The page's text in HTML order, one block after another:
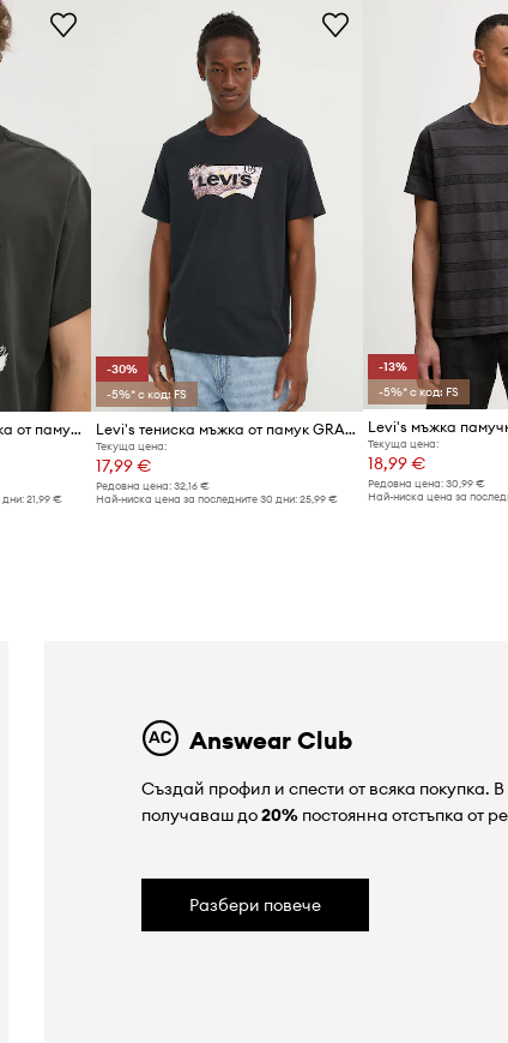
Levi's тениска basic мъжка от памук RELAXED FIT TEE
дни: 21,99 €
-30%
-5%* с код: FS
Levi's тениска мъжка от памук GRAPHIC CREWNECK
Текуща цена:
17,99 €
Редовна цена: 32,16 €
Най-ниска цена за последните 30 дни: 25,99 €
-13%
-5%* с код: FS
Текуща цена:
18,99 €
Редовна цена:30,99 €
Най-ниска цена за
Answear Club
Създай профил и спести от всяка покупка.
получаваш до20%постоянна отстъпка от
Разбери повече